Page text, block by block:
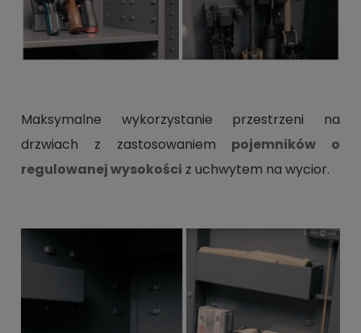
Maksymalne wykorzystanie przestrzeni na
drzwiach z zastosowaniem pojemników o
regulowanej wysokości z uchwytem na wycior.